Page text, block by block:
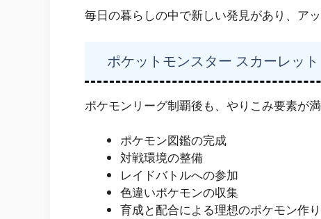
毎日の暮らしの中で新しい発見があり、ア
ポケットモンスター スカーレッ
ポケモンリーグ制覇後も、やりこみ要素が満
ポケモン図鑑の完成
対戦環境の整備
レイドバトルへの参加
色違いポケモンの収集
育成と配合による理想のポケモン作り